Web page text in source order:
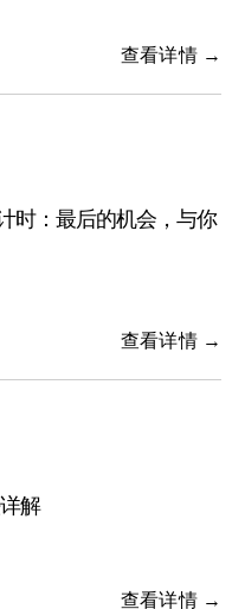
查看详情 →
时：最后的机会，与你
查看详情 →
解
查看详情 →